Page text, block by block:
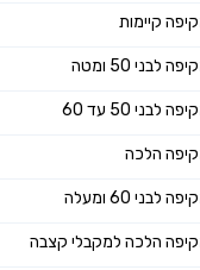
קיימות
50 ומטה
50 עד 60
הלכה
60 ומעלה
הלכה למקבלי קצבה